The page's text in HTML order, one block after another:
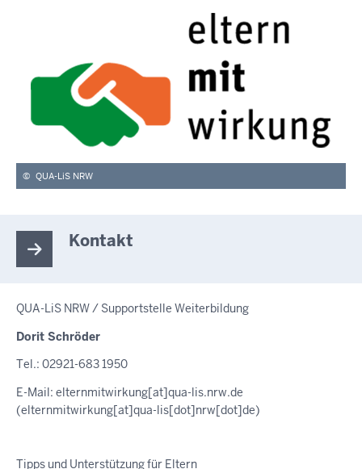
© QUA-LiS NRW
Kontakt
QUA-LiS NRW / Supportstelle Weiterbildung
Dorit Schröder
Tel.: 02921-683 1950
E-Mail: elternmitwirkung[at]qua-lis.nrw.de
(elternmitwirkung[at]qua-lis[dot]nrw[dot]de)
Tipps und Unterstützung für Eltern